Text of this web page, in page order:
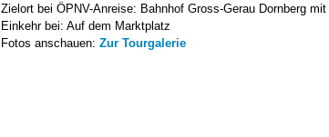
Zielort bei ÖPNV-Anreise: Bahnhof Gross-Gerau Dornberg
Einkehr bei: Auf dem Marktplatz
Fotos anschauen: Zur Tourgalerie